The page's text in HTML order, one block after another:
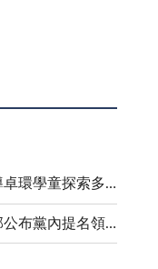
跨島辦服務營隊 北市大引導卓環學童探索多元能力
公職選舉 國民黨金門縣黨部公布黨內提名領表、登記起迄日期